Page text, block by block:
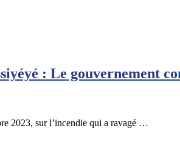
: Le gouvernement
2023, sur l’incendie qui a ravagé …